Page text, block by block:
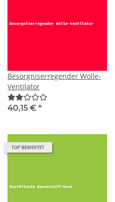
Besorgniserregender Wolle-
Ventilator
40,15 € *
TOP BEWERTET